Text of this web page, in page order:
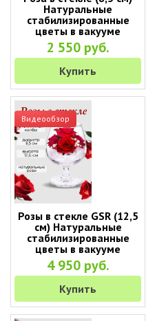
Натуральные
стабилизированные
цветы в вакууме
2 550 руб.
Купить
Видеообзор
Розы в стекле GSR (12,5
см) Натуральные
стабилизированные
цветы в вакууме
4 950 руб.
Купить